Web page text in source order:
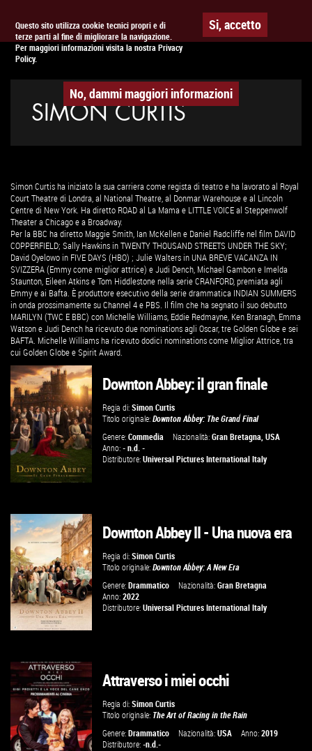
Questo sito utilizza cookie tecnici propri e di
terze parti al fine di migliorare la navigazione.
Per maggiori informazioni visita la nostra Privacy
Policy.
Si, accetto
No, dammi maggiori informazioni
APPUNTAMENTO AL CINEMA
SIMON CURTIS
Simon Curtis ha iniziato la sua carriera come regista di teatro e ha lavorato al Royal
Court Theatre di Londra, al National Theatre, al Donmar Warehouse e al Lincoln
Centre di New York. Ha diretto ROAD al La Mama e LITTLE VOICE al Steppenwolf
Theater a Chicago e a Broadway.
Per la BBC ha diretto Maggie Smith, Ian McKellen e Daniel Radcliffe nel film DAVID
COPPERFIELD; Sally Hawkins in TWENTY THOUSAND STREETS UNDER THE SKY;
David Oyelowo in FIVE DAYS (HBO) ; Julie Walters in UNA BREVE VACANZA IN
SVIZZERA (Emmy come miglior attrice) e Judi Dench, Michael Gambon e Imelda
Staunton, Eileen Atkins e Tom Hiddlestone nella serie CRANFORD, premiata agli
Emmy e ai Bafta. È produttore esecutivo della serie drammatica INDIAN SUMMERS
in onda prossimamente su Channel 4 e PBS. Il film che ha segnato il suo debutto
MARILYN (TWC E BBC) con Michelle Williams, Eddie Redmayne, Ken Branagh, Emma
Watson e Judi Dench ha ricevuto due nominations agli Oscar, tre Golden Globe e sei
BAFTA. Michelle Williams ha ricevuto dodici nominations come Miglior Attrice, tra
cui Golden Globe e Spirit Award.
GUARDA IL TRAILER
VAI ALLA SCHEDA
Downton Abbey: il gran finale
Regia di:Simon Curtis
Titolo originale:Downton Abbey: The Grand Final
Genere:Commedia Nazionalità:Gran Bretagna,USA
Anno:- n.d. -
Distributore:Universal Pictures International Italy
GUARDA IL TRAILER
VAI ALLA SCHEDA
Downton Abbey II - Una nuova era
Regia di:Simon Curtis
Titolo originale:Downton Abbey: A New Era
Genere:Drammatico Nazionalità:Gran Bretagna
Anno:2022
Distributore:Universal Pictures International Italy
Attraverso i miei occhi
Regia di:Simon Curtis
Titolo originale: The Art of Racing in the Rain
Genere:Drammatico Nazionalità:USA Anno:2019
Distributore:-n.d.-